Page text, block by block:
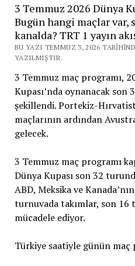
3 Temmuz 2026 Dünya
Bugün hangi maçlar var,
kanalda? TRT 1 yayın
BU YAZI TEMMUZ 3, 2026
YAZILMIŞTIR.
3 Temmuz maç programı,
Kupası’nda oynanacak son
şekillendi. Portekiz-
maçlarının ardından
gelecek.
3 Temmuz maç programı
Dünya Kupası son 32
ABD, Meksika ve
turnuvada takımlar, son 16
mücadele ediyor.
Türkiye saatiyle günün maç